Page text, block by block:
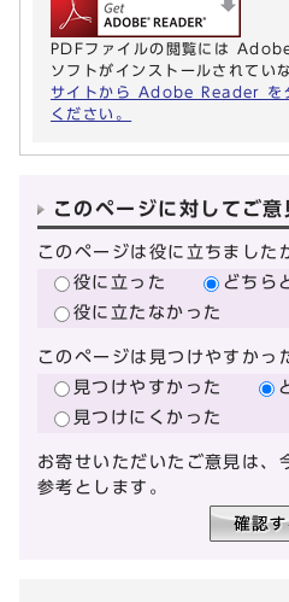
PDFファイルの閲覧には
ソフトがインストールされてい
サイトから Adobe Reader を
ください。
このページに対してご
このページは役に立ちました
役に立った
どちら
役に立たなかった
このページは見つけやすかっ
見つけやすかった
見つけにくかった
お寄せいただいたご意見は、
参考とします。